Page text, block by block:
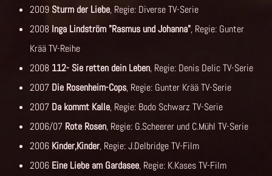
2009 Sturm der Liebe, Regie: Diverse TV-Serie
2008 Inga Lindström "Rasmus und Johanna", Regie: Gunter
Krää TV-Reihe
2008 112- Sie retten dein Leben, Regie: Denis Delic TV-Serie
2007 Die Rosenheim-Cops, Regie: Gunter Krää TV-Serie
2007 Da kommt Kalle, Regie: Bodo Schwarz TV-Serie
2006/07 Rote Rosen, Regie: G.Scheerer und C.Mühl TV-Serie
2006 Kinder,Kinder, Regie: J.Delbridge TV-Film
2006 Eine Liebe am Gardasee, Regie: K.Kases TV-Film